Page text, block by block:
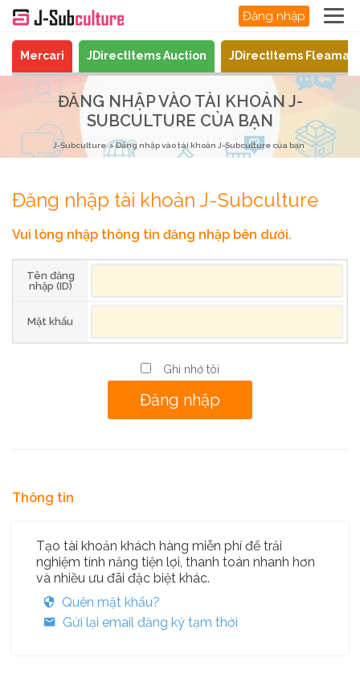
Đăng nhập
Mercari JDirectItems Auction JDirectItems
ĐĂNG NHẬP VÀO TÀI KHOẢN J-
SUBCULTURE CỦA BẠN
J-Subculture Đăng nhập vào tài khoản J-Subculture của bạn
Đăng nhập tài khoản J-Subculture
Vui lòng nhập thông tin đăng nhập bên dưới.
Tên đăng
nhập (ID)
Mật khẩu
Ghi nhớ tôi
Thông tin
Tạo tài khoản khách hàng miễn phí để trải
nghiệm tính năng tiện lợi, thanh toán nhanh hơn
và nhiều ưu đãi đặc biệt khác.
Quên mật khẩu?
Gửi lại email đăng ký tạm thời